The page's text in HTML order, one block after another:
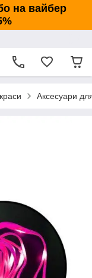
на вайбер
Аксесуари